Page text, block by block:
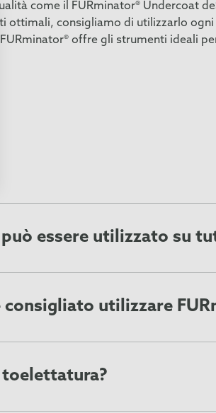
come il FURminator® Undercoat
ottimali, consigliamo di utilizzarlo
offre gli strumenti ideali
essere utilizzato su
è adatto al tuo animale domestico.
utilizzare
per rendere la toelettatura più